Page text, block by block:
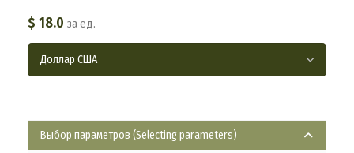
$ 18.0 за ед.
Выбор параметров (Selecting parameters)